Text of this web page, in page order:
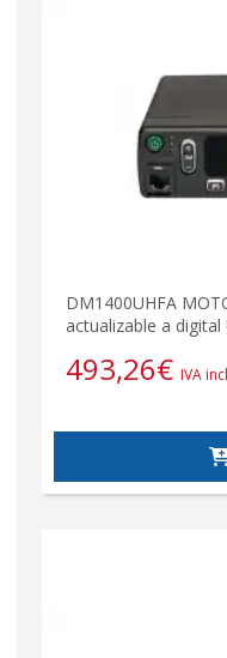
DM1400UHFA
actualizable a digital
493,26€ IVA